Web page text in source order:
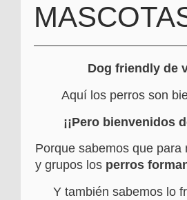
Dog friendly de
Aquí los perros son
¡¡Pero bienvenidos
Porque sabemos que para
y grupos los perros
Y también sabemos lo